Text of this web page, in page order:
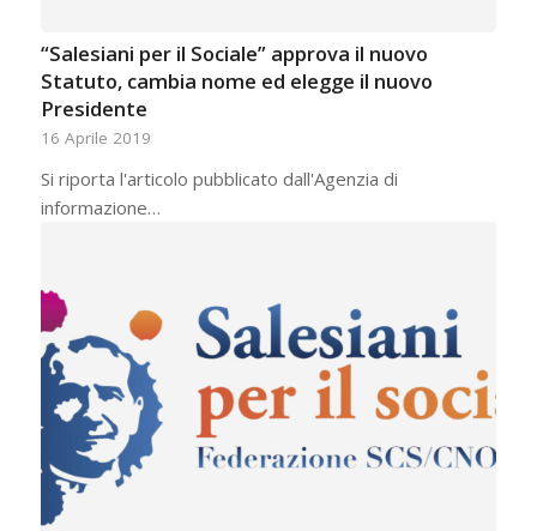
“Salesiani per il Sociale” approva il nuovo
Statuto, cambia nome ed elegge il nuovo
Presidente
16 Aprile 2019
Si riporta l'articolo pubblicato dall'Agenzia di
informazione…